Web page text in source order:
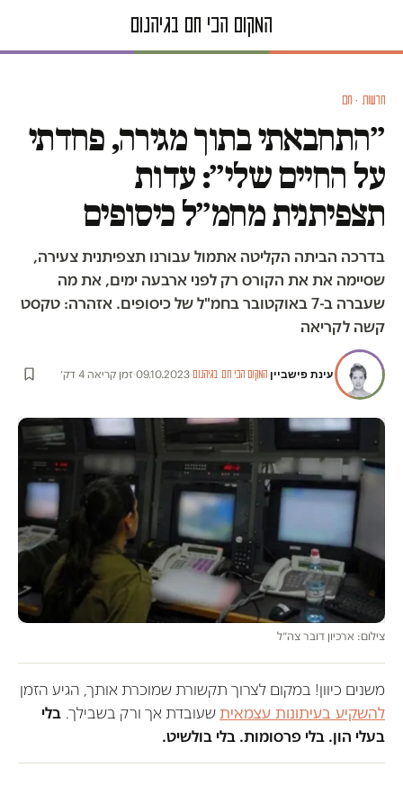
חדשות · חם
״התחבאתי בתוך מגירה, פחדתי
על החיים שלי״: עדות
תצפיתנית מחמ״ל כיסופים
בדרכה הביתה הקליטה אתמול עבורנו תצפיתנית צעירה,
שסיימה את את הקורס רק לפני ארבעה ימים, את מה
שעברה ב-7 באוקטובר בחמ"ל של כיסופים. אזהרה: טקסט
קשה לקריאה
עינת פישביין·המקום הכי חם בגיהנום·
09.10.2023
·זמן קריאה 4 דק׳
צילום: ארכיון דובר צה״ל
משנים כיוון! במקום לצרוך תקשורת שמוכרת אותך, הגיע הזמן
להשקיע בעיתונות עצמאיתשעובדת אך ורק בשבילך. בלי
בעלי הון. בלי פרסומות. בלי בולשיט.